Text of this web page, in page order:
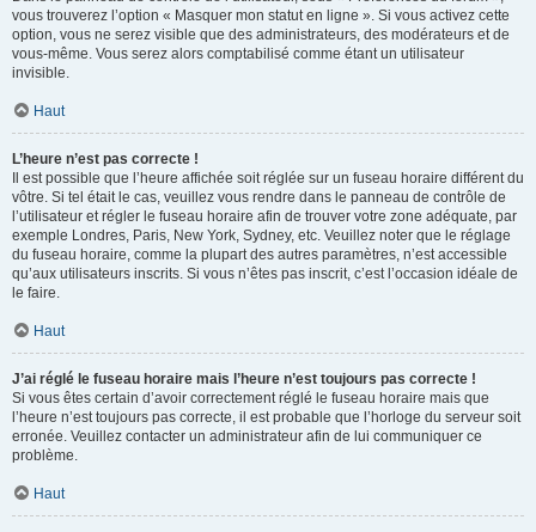
vous trouverez l’option « Masquer mon statut en ligne ». Si vous activez cette
option, vous ne serez visible que des administrateurs, des modérateurs et de
vous-même. Vous serez alors comptabilisé comme étant un utilisateur
invisible.
Haut
L’heure n’est pas correcte !
Il est possible que l’heure affichée soit réglée sur un fuseau horaire différent du
vôtre. Si tel était le cas, veuillez vous rendre dans le panneau de contrôle de
l’utilisateur et régler le fuseau horaire afin de trouver votre zone adéquate, par
exemple Londres, Paris, New York, Sydney, etc. Veuillez noter que le réglage
du fuseau horaire, comme la plupart des autres paramètres, n’est accessible
qu’aux utilisateurs inscrits. Si vous n’êtes pas inscrit, c’est l’occasion idéale de
le faire.
Haut
J’ai réglé le fuseau horaire mais l’heure n’est toujours pas correcte !
Si vous êtes certain d’avoir correctement réglé le fuseau horaire mais que
l’heure n’est toujours pas correcte, il est probable que l’horloge du serveur soit
erronée. Veuillez contacter un administrateur afin de lui communiquer ce
problème.
Haut